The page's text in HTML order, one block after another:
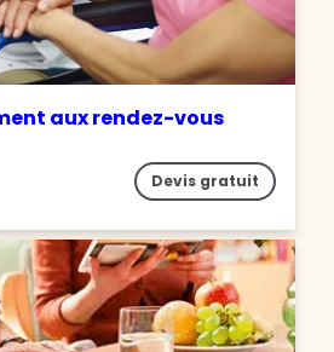
aux rendez-vous
Devis gratuit